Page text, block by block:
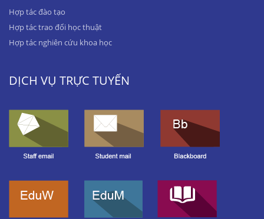
Hợp tác đào tạo
Hợp tác trao đổi học thuật
Hợp tác nghiên cứu khoa học
DỊCH VỤ TRỰC TUYẾN